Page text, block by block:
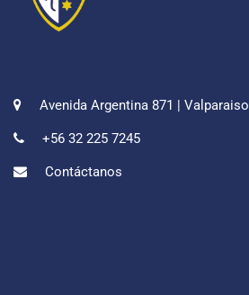
Avenida Argentina 871 | Valparaiso
+56 32 225 7245
Contáctanos